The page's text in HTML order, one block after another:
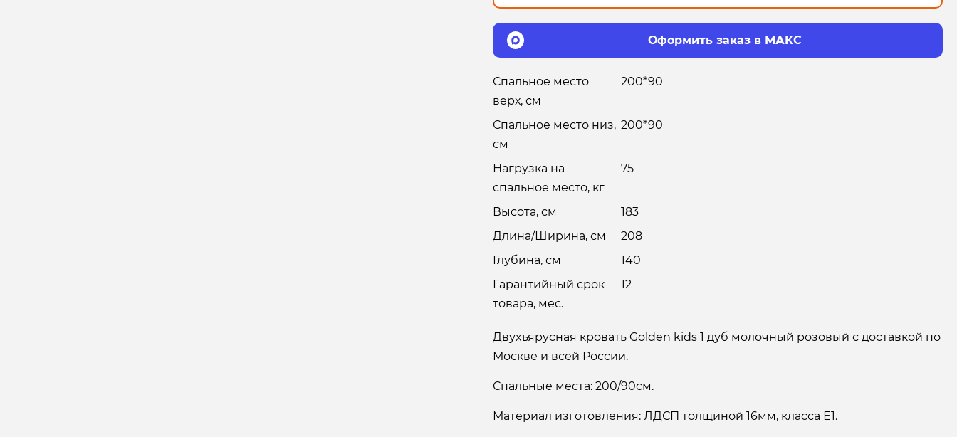
Оформить заказ в МАКС
Спальное место
верх, см
200*90
Спальное место низ,
см
200*90
Нагрузка на
спальное место, кг
75
Высота, см
183
Длина/Ширина, см
208
Глубина, см
140
Гарантийный срок
товара, мес.
12
Двухъярусная кровать Golden kids 1 дуб молочный розовый с доставкой по
Москве и всей России.
Спальные места: 200/90см.
Материал изготовления: ЛДСП толщиной 16мм, класса Е1.